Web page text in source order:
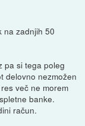
na zadnjih 50
pa si tega poleg
delovno nezmožen
več ne morem
banke.
račun.